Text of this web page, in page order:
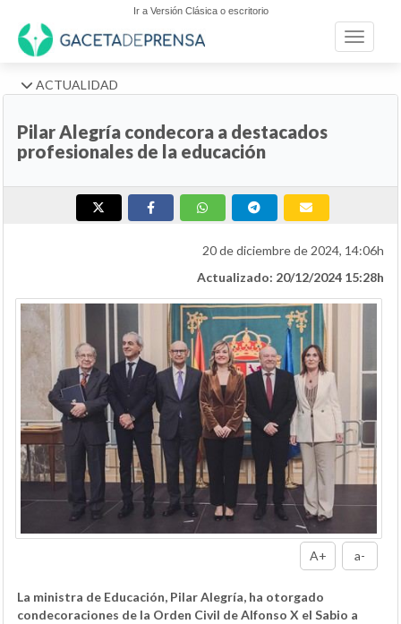
Ir a Versión Clásica o escritorio
Toggle
ACTUALIDAD
Pilar Alegría condecora a destacados
profesionales de la educación
20 de diciembre de 2024, 14:06h
Actualizado: 20/12/2024 15:28h
A+ a-
La ministra de Educación, Pilar Alegría, ha otorgado
condecoraciones de la Orden Civil de Alfonso X el Sabio a